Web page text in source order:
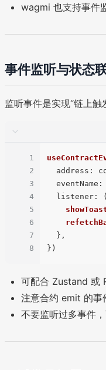
wagmi 也支持事件
事件监听与状态
监听事件是实现“链上
1
2
3
4
5
6
7
8
address :
eventName :
listener : (
可配合 Zustand 或
注意合约 emit 的事
不要监听过多事件